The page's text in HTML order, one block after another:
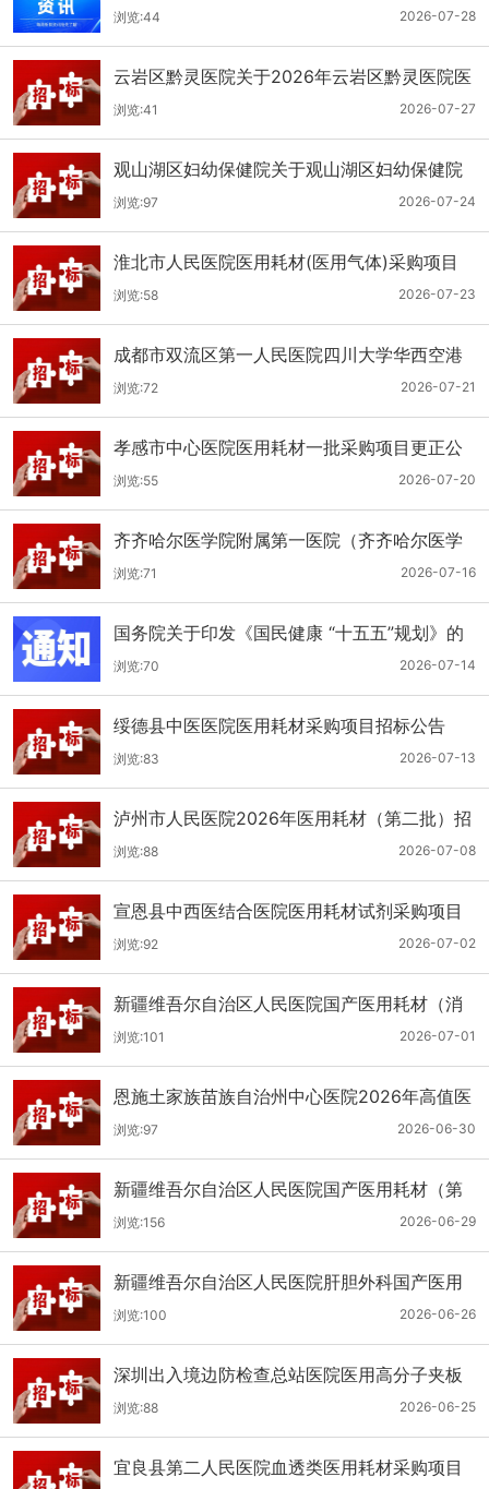
1-27日）
2026-07-28
浏览:44
云岩区黔灵医院关于2026年云岩区黔灵医院医
用耗材采购项目（品目三）三次招标的公开招
标公告
2026-07-27
浏览:41
观山湖区妇幼保健院关于观山湖区妇幼保健院
医用耗材采购项目的公开招标公告
2026-07-24
浏览:97
淮北市人民医院医用耗材(医用气体)采购项目
（二次）招标公告
2026-07-23
浏览:58
成都市双流区第一人民医院四川大学华西空港
医院2026年第二批医用耗材采购项目招标公告
2026-07-21
浏览:72
孝感市中心医院医用耗材一批采购项目更正公
告
2026-07-20
浏览:55
齐齐哈尔医学院附属第一医院（齐齐哈尔医学
院第一临床医学院）口腔科医用耗材招标公告
2026-07-16
浏览:71
国务院关于印发《国民健康 “十五五”规划》的
通知
2026-07-14
浏览:70
绥德县中医医院医用耗材采购项目招标公告
2026-07-13
浏览:83
泸州市人民医院2026年医用耗材（第二批）招
标公告
2026-07-08
浏览:88
宣恩县中西医结合医院医用耗材试剂采购项目
（消毒、普通耗材）公开招标公告
2026-07-02
浏览:92
新疆维吾尔自治区人民医院国产医用耗材（消
化科氢气检测产品耗材）采购项目单一来源公
示
2026-07-01
浏览:101
恩施土家族苗族自治州中心医院2026年高值医
用耗材（国产）采购项目第二次公开招标公告
2026-06-30
浏览:97
新疆维吾尔自治区人民医院国产医用耗材（第
二十三批）采购项目公开招标公告
2026-06-29
浏览:156
新疆维吾尔自治区人民医院肝胆外科国产医用
耗材采购项目公开招标公告
2026-06-26
浏览:100
深圳出入境边防检查总站医院医用高分子夹板
医用耗材采购项目更正公告
2026-06-25
浏览:88
宜良县第二人民医院血透类医用耗材采购项目